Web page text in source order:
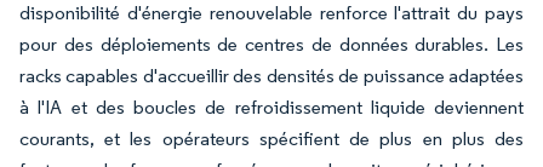
disponibilité d'énergie renouvelable renforce l'attrait du pays
pour des déploiements de centres de données durables. Les
racks capables d'accueillir des densités de puissance adaptées
à l'IA et des boucles de refroidissement liquide deviennent
courants, et les opérateurs spécifient de plus en plus des